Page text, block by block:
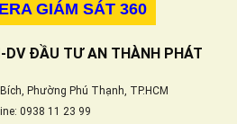
GIÁM SÁT 360
DV ĐẦU TƯ AN THÀNH PHÁT
Phường Phú Thạnh, TP.HCM
0938 11 23 99